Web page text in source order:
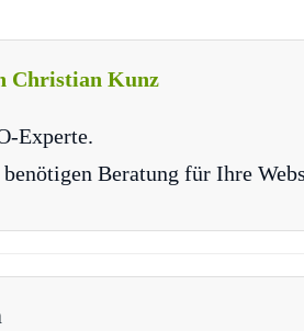
Christian Kunz
Experte.
benötigen Beratung für Ihre